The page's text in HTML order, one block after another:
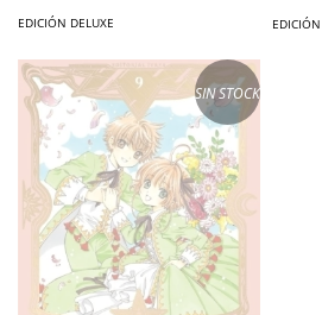
EDICIÓN DELUXE
SIN STOCK